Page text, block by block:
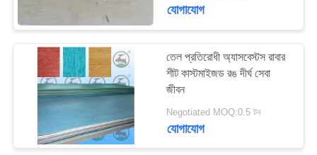
যোগাযোগ
তেল প্রতিরোধী অ্যাসবেস্টস রাবার
শীট কাস্টমাইজড রঙ দীর্ঘ সেবা
জীবন
Negotiated MOQ:0.5 টন
যোগাযোগ